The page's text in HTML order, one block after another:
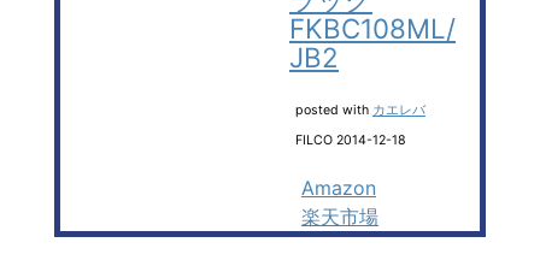
FKBC108ML/
JB2
posted with カエレバ
FILCO 2014-12-18
Amazon
楽天市場